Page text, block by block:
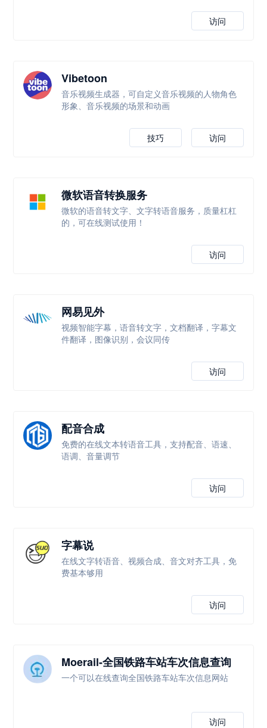
访问
Vibetoon
音乐视频生成器，可自定义音乐视频的人物角色
形象、音乐视频的场景和动画
访问
技巧
微软语音转换服务
微软的语音转文字、文字转语音服务，质量杠杠
的，可在线测试使用！
访问
网易见外
视频智能字幕，语音转文字，文档翻译，字幕文
件翻译，图像识别，会议同传
访问
配音合成
免费的在线文本转语音工具，支持配音、语速、
语调、音量调节
访问
字幕说
在线文字转语音、视频合成、音文对齐工具，免
费基本够用
访问
Moerail-全国铁路车站车次信息查询
一个可以在线查询全国铁路车站车次信息网站
访问